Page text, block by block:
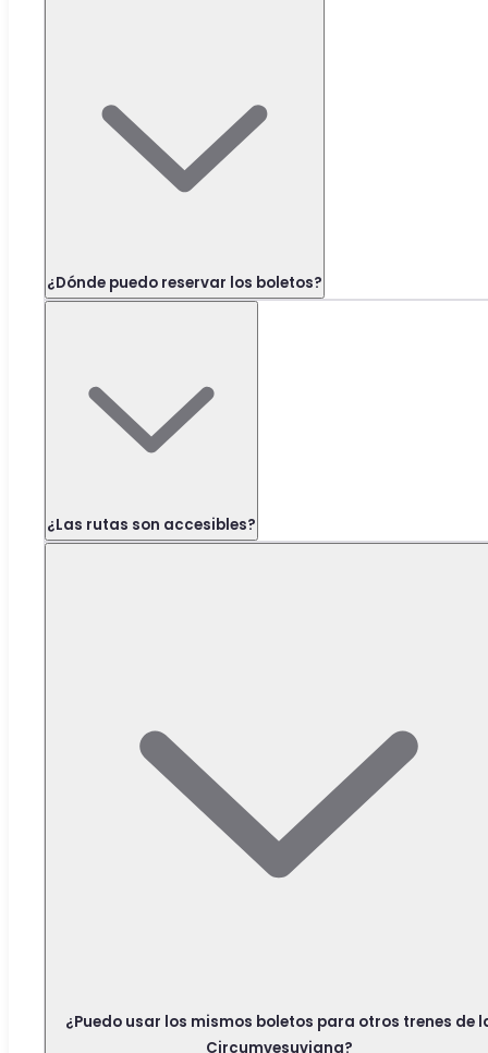
¿Dónde puedo reservar los boletos?
¿Las rutas son accesibles?
¿Puedo usar los mismos boletos para otros trenes de
Circumvesuviana?